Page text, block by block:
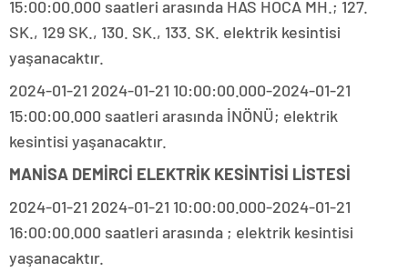
15:00:00.000 saatleri arasında HAS HOCA MH.; 127.
SK., 129 SK., 130. SK., 133. SK. elektrik kesintisi
yaşanacaktır.
2024-01-21 2024-01-21 10:00:00.000-2024-01-21
15:00:00.000 saatleri arasında İNÖNÜ; elektrik
kesintisi yaşanacaktır.
MANİSA DEMİRCİ ELEKTRİK KESİNTİSİ LİSTESİ
2024-01-21 2024-01-21 10:00:00.000-2024-01-21
16:00:00.000 saatleri arasında ; elektrik kesintisi
yaşanacaktır.